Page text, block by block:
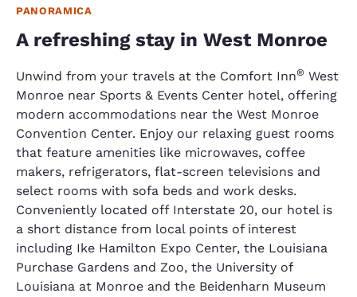
PANORAMICA
A refreshing stay in West Monroe
Unwind from your travels at the Comfort Inn® West
Monroe near Sports & Events Center hotel, offering
modern accommodations near the West Monroe
Convention Center. Enjoy our relaxing guest rooms
that feature amenities like microwaves, coffee
makers, refrigerators, flat-screen televisions and
select rooms with sofa beds and work desks.
Conveniently located off Interstate 20, our hotel is
a short distance from local points of interest
including Ike Hamilton Expo Center, the Louisiana
Purchase Gardens and Zoo, the University of
Louisiana at Monroe and the Beidenharn Museum